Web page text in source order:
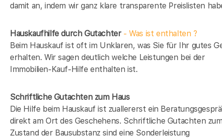
damit an, indem wir ganz klare transparente Preislisten
Hauskaufhilfe durch Gutachter- Was ist enthalten ?
Beim Hauskauf ist oft im Unklaren, was Sie für Ihr gutes
erhalten. Wir sagen deutlich welche Leistungen bei der
Immobilien-Kauf-Hilfe enthalten ist.
Schriftliche Gutachten zum Haus
Die Hilfe beim Hauskauf ist zuallererst ein
direkt am Ort des Geschehens. Schriftliche Gutachten
Zustand der Bausubstanz sind eine Sonderleistung